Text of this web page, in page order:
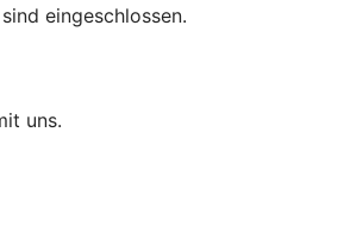
eingeschlossen.
uns.